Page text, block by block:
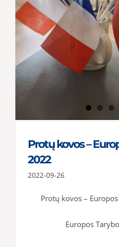
Protų kovos –
2022
2022-09-26
Protų kovos –
Europos